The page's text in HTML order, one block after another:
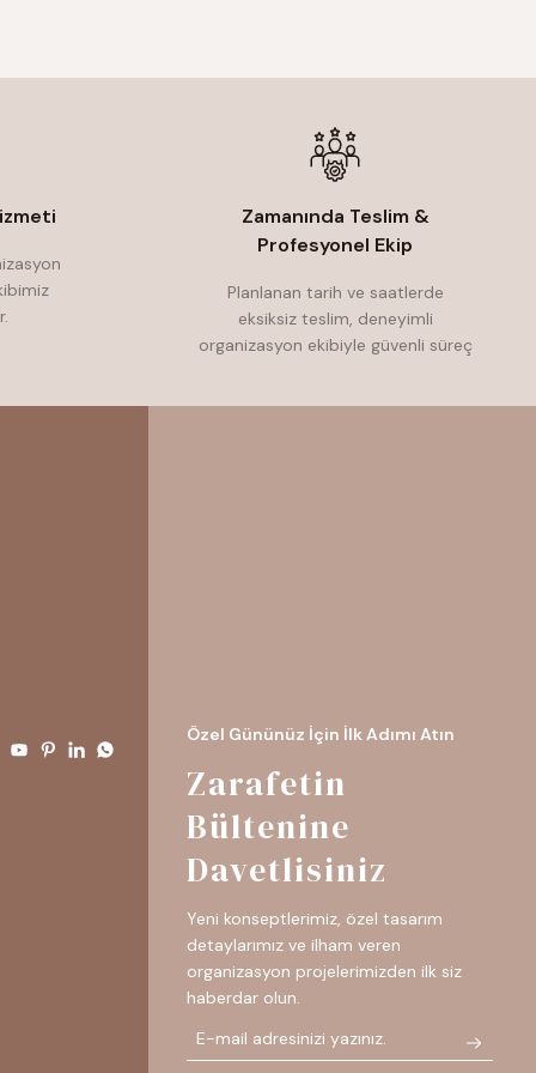
Zamanında Teslim &
Profesyonel Ekip
Planlanan tarih ve saatlerde
eksiksiz teslim, deneyimli
organizasyon ekibiyle güvenli süreç
Özel Gününüz İçin İlk Adımı Atın
Zarafetin
Bültenine
Davetlisiniz
Yeni konseptlerimiz, özel tasarım
detaylarımız ve ilham veren
organizasyon projelerimizden ilk siz
haberdar olun.